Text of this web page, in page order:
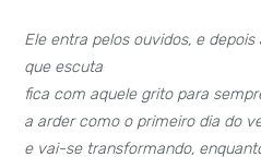
Ele entra pelos ouvidos, e
que escuta
fica com aquele grito para
a arder como o primeiro dia do
e vai-se transformando,